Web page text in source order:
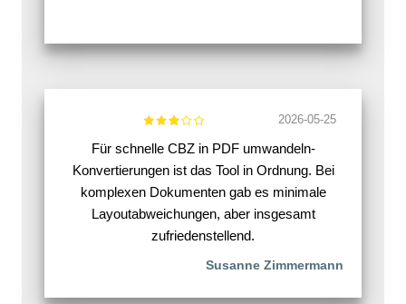
2026-05-25
Für schnelle CBZ in PDF umwandeln-
Konvertierungen ist das Tool in Ordnung. Bei
komplexen Dokumenten gab es minimale
Layoutabweichungen, aber insgesamt
zufriedenstellend.
Susanne Zimmermann